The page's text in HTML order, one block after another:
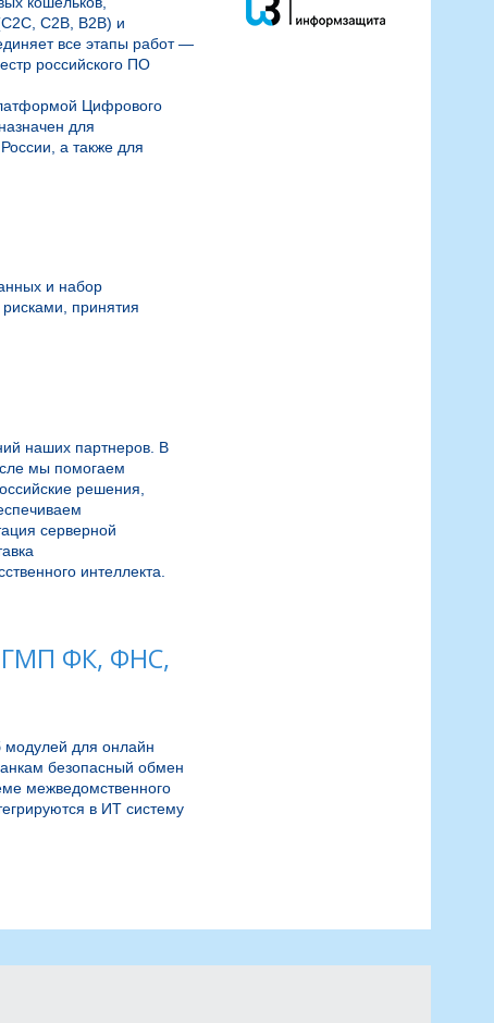
C2B, B2B) и
все этапы работ —
российского ПО
Цифрового
для
а также для
и набор
принятия
наших партнеров. В
мы помогаем
решения,
серверной
интеллекта.
ФК, ФНС,
для онлайн
безопасный обмен
межведомственного
в ИТ систему